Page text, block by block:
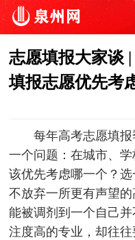
志愿填报大家谈
填报志愿优先考
每年高考志愿填
一个问题：在城市、
该优先考虑哪一个？
不放弃一所更有声望
能被调剂到一个自己
注度高的专业，却往